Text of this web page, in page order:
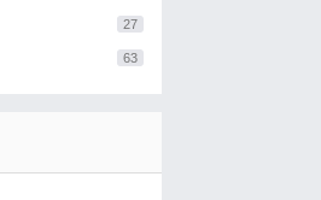
27
63